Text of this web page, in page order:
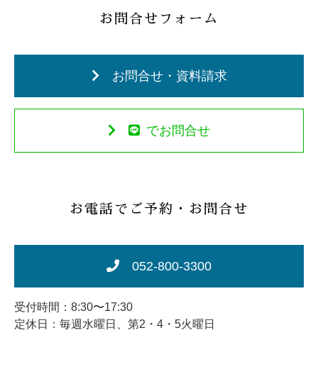
お問合せフォーム
お問合せ・資料請求
でお問合せ
お電話でご予約・お問合せ
052-800-3300
受付時間：8:30〜17:30
定休日：毎週水曜日、第2・4・5火曜日